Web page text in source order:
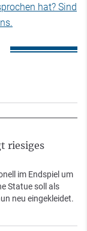
hat? Sind
riesiges
im Endspiel um
Statue soll als
neu eingekleidet.